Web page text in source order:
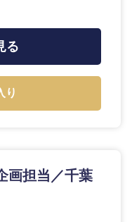
る
り
画担当／千葉